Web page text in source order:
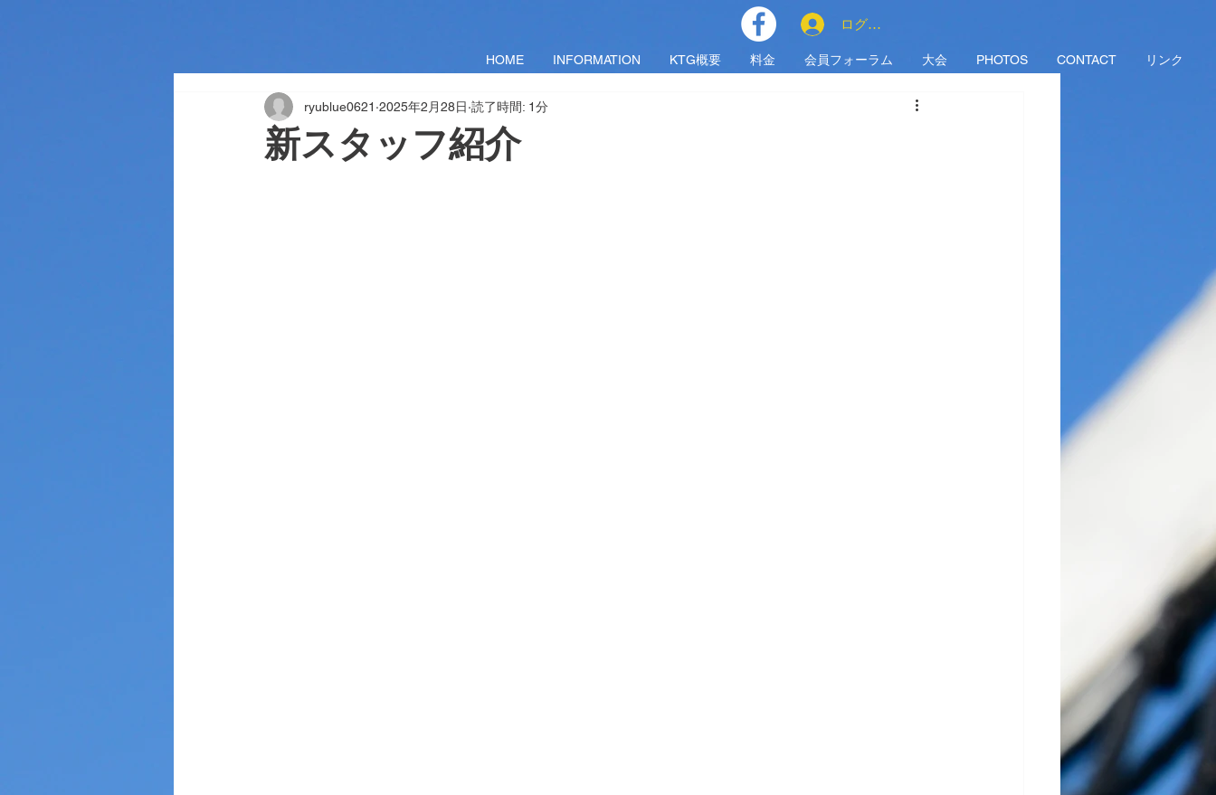
HOME INFORMATION KTG概要 料金 会員フォーラム 大会 PHOTOS CONTACT リンク
ログイン
新スタッフ紹介
ryublue0621 2025年2月28日 読了時間: 1分